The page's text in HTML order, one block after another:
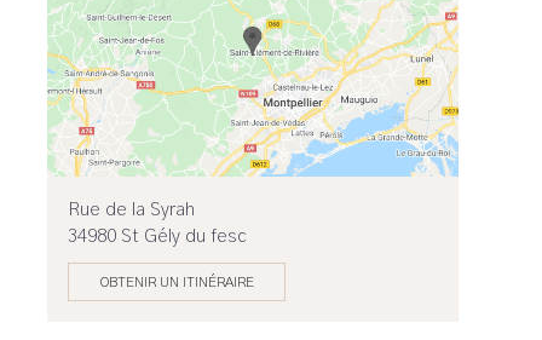
Rue de la Syrah
34980 St Gély du fesc
OBTENIR UN ITINÉRAIRE